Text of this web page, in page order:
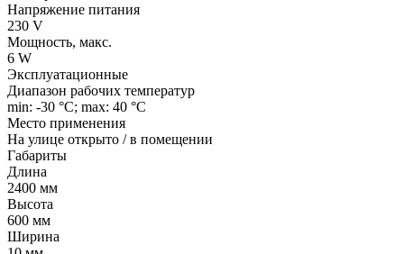
Напряжение питания
230 V
Мощность, макс.
6 W
Эксплуатационные
Диапазон рабочих температур
min: -30 °C; max: 40 °C
Место применения
На улице открыто / в помещении
Габариты
Длина
2400 мм
Высота
600 мм
Ширина